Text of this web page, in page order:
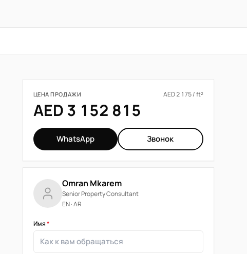
ЦЕНА ПРОДАЖИ AED 2 175 / ft²
AED 3 152 815
WhatsApp Звонок
Omran Mkarem
Senior Property Consultant
EN · AR
Имя*